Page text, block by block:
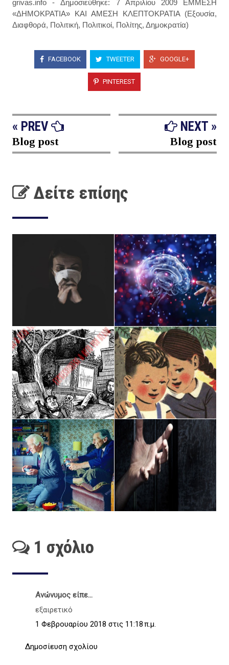
grivas.info - Δημοσιεύθηκε: 7 Απριλίου 2009 ΕΜΜΕΣΗ
«ΔΗΜΟΚΡΑΤΙΑ» ΚΑΙ ΑΜΕΣΗ ΚΛΕΠΤΟΚΡΑΤΙΑ (Εξουσία,
Διαφθορά, Πολιτική, Πολιτικοί, Πολίτης, Δημοκρατία)
FACEBOOK TWEETER GOOGLE+
PINTEREST
« PREV
Blog post
NEXT »
Blog post
Δείτε επίσης
1 σχόλιο
Ανώνυμος είπε...
εξαιρετικό
1 Φεβρουαρίου 2018 στις 11:18 π.μ.
Δημοσίευση σχολίου